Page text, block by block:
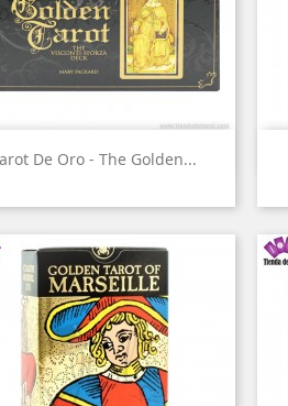
De Oro - The Golden...
 Vista rápida